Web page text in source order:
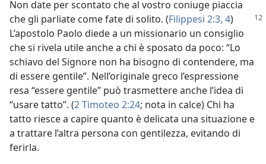
Non date per scontato che al vostro coniuge piaccia
che gli parliate come fate di solito. (Filippesi 2:3, 4)
L’apostolo Paolo diede a un missionario un consiglio
che si rivela utile anche a chi è sposato da poco: “Lo
schiavo del Signore non ha bisogno di contendere, ma
di essere gentile”. Nell’originale greco l’espressione
resa “essere gentile” può trasmettere anche l’idea di
“usare tatto”. (2 Timoteo 2:24; nota in calce) Chi ha
tatto riesce a capire quanto è delicata una situazione e
a trattare l’altra persona con gentilezza, evitando di
ferirla.